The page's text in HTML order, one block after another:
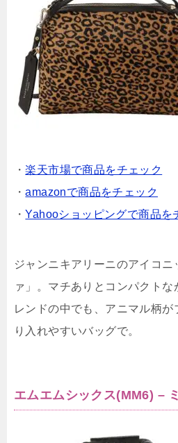
・楽天市場で商品をチェック
・amazonで商品をチェック
・Yahooショッピングで商品を
ジャンニキアリーニのアイコニ
ァ」。マチありとコンパクトな
レンドの中でも、アニマル柄が
り入れやすいバッグで。
エムエムシックス(MM6) –